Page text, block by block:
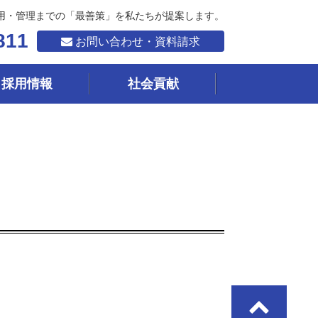
管理までの「最善策」を私たちが提案します。
お問い合わせ・資料請求
採用情報 社会貢献